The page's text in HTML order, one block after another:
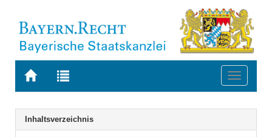
Zur
BAYERN.RECHT
Zur
letzten
Suche
Toggle
Navigation
Inhaltsverzeichnis